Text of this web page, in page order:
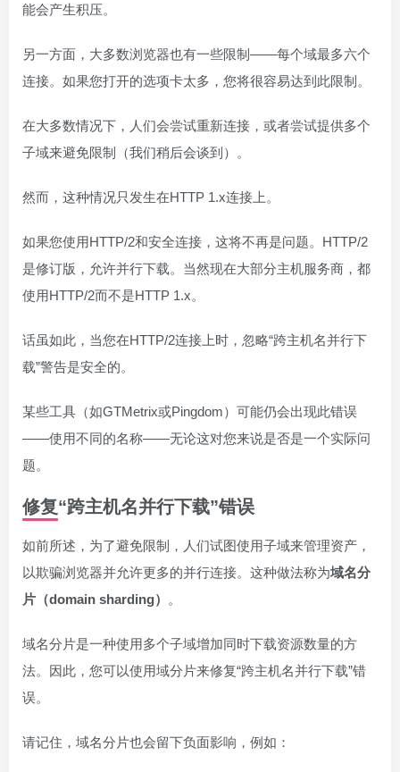
能会产生积压。
另一方面，大多数浏览器也有一些限制——每个域最多六个
连接。如果您打开的选项卡太多，您将很容易达到此限制。
在大多数情况下，人们会尝试重新连接，或者尝试提供多个
子域来避免限制（我们稍后会谈到）。
然而，这种情况只发生在HTTP 1.x连接上。
如果您使用HTTP/2和安全连接，这将不再是问题。HTTP/2
是修订版，允许并行下载。当然现在大部分主机服务商，都
使用HTTP/2而不是HTTP 1.x。
话虽如此，当您在HTTP/2连接上时，忽略“跨主机名并行下
载”警告是安全的。
某些工具（如GTMetrix或Pingdom）可能仍会出现此错误
——使用不同的名称——无论这对您来说是否是一个实际问
题。
修复“跨主机名并行下载”错误
如前所述，为了避免限制，人们试图使用子域来管理资产，
以欺骗浏览器并允许更多的并行连接。这种做法称为域名分
片（domain sharding）
。
域名分片是一种使用多个子域增加同时下载资源数量的方
法。因此，您可以使用域分片来修复“跨主机名并行下载”错
误。
请记住，域名分片也会留下负面影响，例如：